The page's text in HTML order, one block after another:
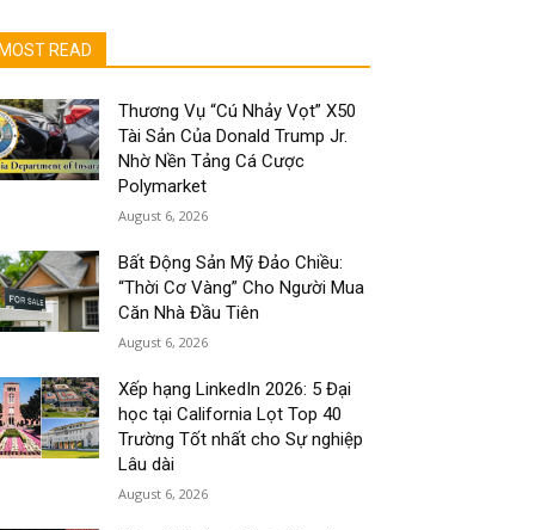
MOST READ
Thương Vụ “Cú Nhảy Vọt” X50
Tài Sản Của Donald Trump Jr.
Nhờ Nền Tảng Cá Cược
Polymarket
August 6, 2026
Bất Động Sản Mỹ Đảo Chiều:
“Thời Cơ Vàng” Cho Người Mua
Căn Nhà Đầu Tiên
August 6, 2026
Xếp hạng LinkedIn 2026: 5 Đại
học tại California Lọt Top 40
Trường Tốt nhất cho Sự nghiệp
Lâu dài
August 6, 2026